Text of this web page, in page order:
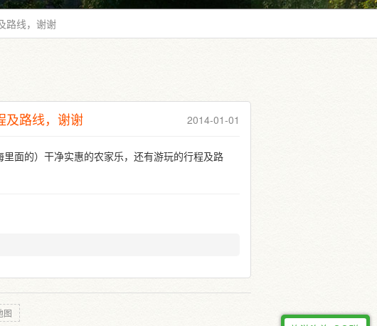
路线，谢谢
及路线，谢谢 2014-01-01
面的）干净实惠的农家乐，还有游玩的行程及路
图